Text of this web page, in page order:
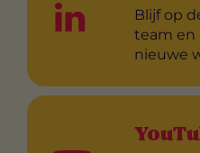
Blijf op
team en
nieuwe